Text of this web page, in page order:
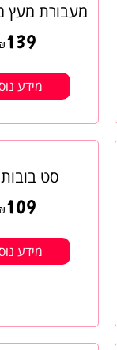
מעבורת מעץ
139
מידע
סט
109
מידע